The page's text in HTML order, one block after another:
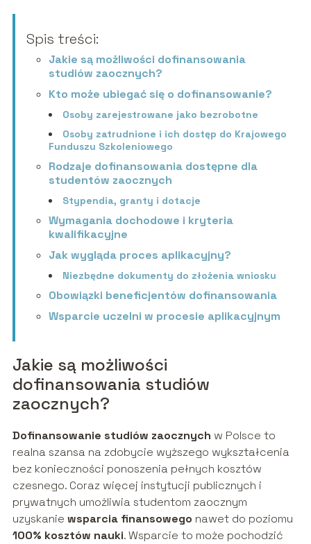
Spis treści:
Jakie są możliwości dofinansowania
studiów zaocznych?
Kto może ubiegać się o dofinansowanie?
Osoby zarejestrowane jako bezrobotne
Osoby zatrudnione i ich dostęp do Krajowego
Funduszu Szkoleniowego
Rodzaje dofinansowania dostępne dla
studentów zaocznych
Stypendia, granty i dotacje
Wymagania dochodowe i kryteria
kwalifikacyjne
Jak wygląda proces aplikacyjny?
Niezbędne dokumenty do złożenia wniosku
Obowiązki beneficjentów dofinansowania
Wsparcie uczelni w procesie aplikacyjnym
Jakie są możliwości
dofinansowania studiów
zaocznych?
Dofinansowanie studiów zaocznych w Polsce to
realna szansa na zdobycie wyższego wykształcenia
bez konieczności ponoszenia pełnych kosztów
czesnego. Coraz więcej instytucji publicznych i
prywatnych umożliwia studentom zaocznym
uzyskanie wsparcia finansowego nawet do poziomu
100% kosztów nauki. Wsparcie to może pochodzić